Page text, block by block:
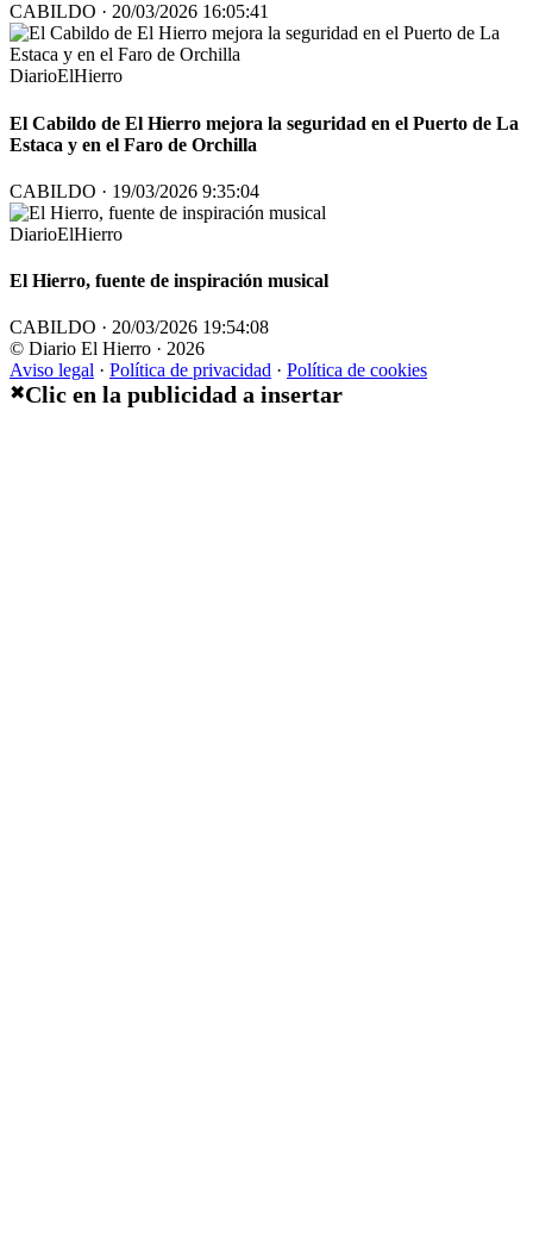
CABILDO · 20/03/2026 16:05:41
DiarioElHierro
El Cabildo de El Hierro mejora la seguridad en el Puerto de La
Estaca y en el Faro de Orchilla
CABILDO · 19/03/2026 9:35:04
DiarioElHierro
El Hierro, fuente de inspiración musical
CABILDO · 20/03/2026 19:54:08
© Diario El Hierro · 2026
Aviso legal · Política de privacidad · Política de cookies
✖Clic en la publicidad a insertar